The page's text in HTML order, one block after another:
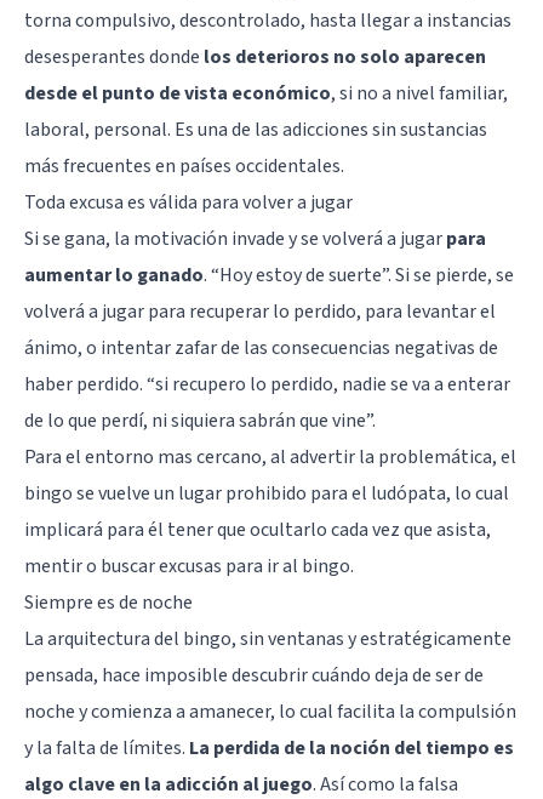
torna compulsivo, descontrolado, hasta llegar a instancias
desesperantes donde los deterioros no solo aparecen
desde el punto de vista económico, si no a nivel familiar,
laboral, personal. Es una de las adicciones sin sustancias
más frecuentes en países occidentales.
Toda excusa es válida para volver a jugar
Si se gana, la motivación invade y se volverá a jugarpara
aumentar lo ganado. “Hoy estoy de suerte”. Si se pierde, se
volverá a jugar para recuperar lo perdido, para levantar el
ánimo, o intentar zafar de las consecuencias negativas de
haber perdido. “si recupero lo perdido, nadie se va a enterar
de lo que perdí, ni siquiera sabrán que vine”.
Para el entorno mas cercano, al advertir la problemática, el
bingo se vuelve un lugar prohibido para el ludópata, lo cual
implicará para él tener que ocultarlo cada vez que asista,
mentir o buscar excusas para ir al bingo.
Siempre es de noche
La arquitectura del bingo, sin ventanas y estratégicamente
pensada, hace imposible descubrir cuándo deja de ser de
noche y comienza a amanecer, lo cual facilita la compulsión
y la falta de límites. La perdida de la noción del tiempo es
algo clave en la adicción al juego. Así como la falsa